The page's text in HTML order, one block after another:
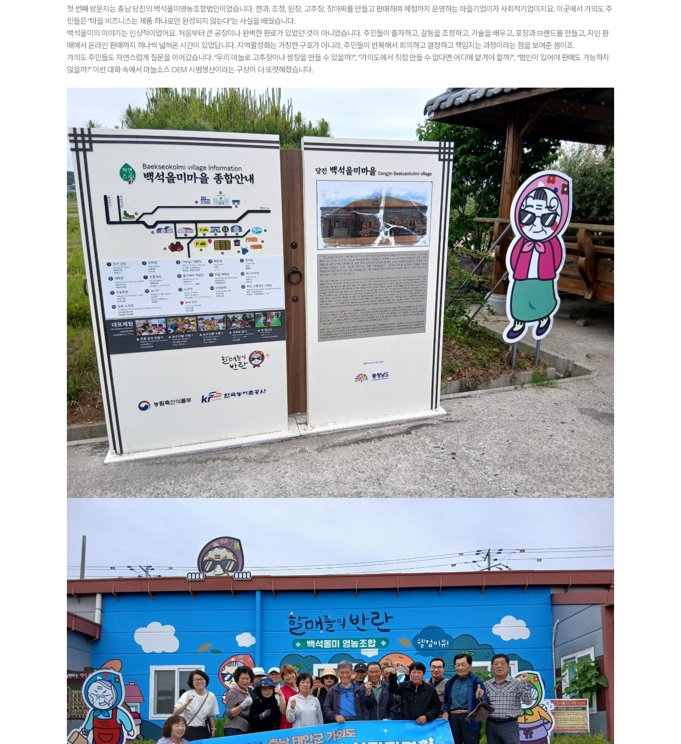
첫 번째 방문지는 충남 당진의 백석올미영농조합법인이었습니다. 한과, 조청, 된장, 고추장, 장아찌를 만들고 판매하며 체험까지 운영하는 마을기업이자 사회적기업이지요. 이곳에서 가의도 주
민들은 “마을 비즈니스는 제품 하나로만 완성되지 않는다”는 사실을 배웠습니다.
백석올미의 이야기는 인상적이었어요. 처음부터 큰 공장이나 완벽한 판로가 있었던 것이 아니었습니다. 주민들이 출자하고, 갈등을 조정하고, 기술을 배우고, 포장과 브랜드를 만들고, 지인 판
매에서 온라인 판매까지 하나씩 넓혀온 시간이 있었답니다. 지역활성화는 거창한 구호가 아니라, 주민들이 반복해서 회의하고 결정하고 책임지는 과정이라는 점을 보여준 셈이죠.
가의도 주민들도 자연스럽게 질문을 이어갔습니다. “우리 마늘로 고추장이나 쌈장을 만들 수 있을까?”, “가의도에서 직접 만들 수 없다면 어디에 맡겨야 할까?”, “법인이 있어야 판매도 가능하지
않을까?” 이런 대화 속에서 마늘소스 OEM 시범생산이라는 구상이 더 또렷해졌습니다.